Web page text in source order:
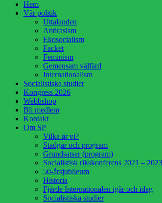
HoppaHem
Vår politik
Uttalanden
Antirasism
Ekosocialism
Facket
Feminism
Gemensam välfärd
Internationalism
Socialistiska studier
Kongress 2026
Webbshop
Bli medlem
Kontakt
Om SP
Vilka är vi?
Stadgar och program
Grundsatser (program)
Socialistisk rikskonferens 2021 – 2023
50-årsjubileum
Historia
Fjärde Internationalen igår och idag
Socialistiska studier